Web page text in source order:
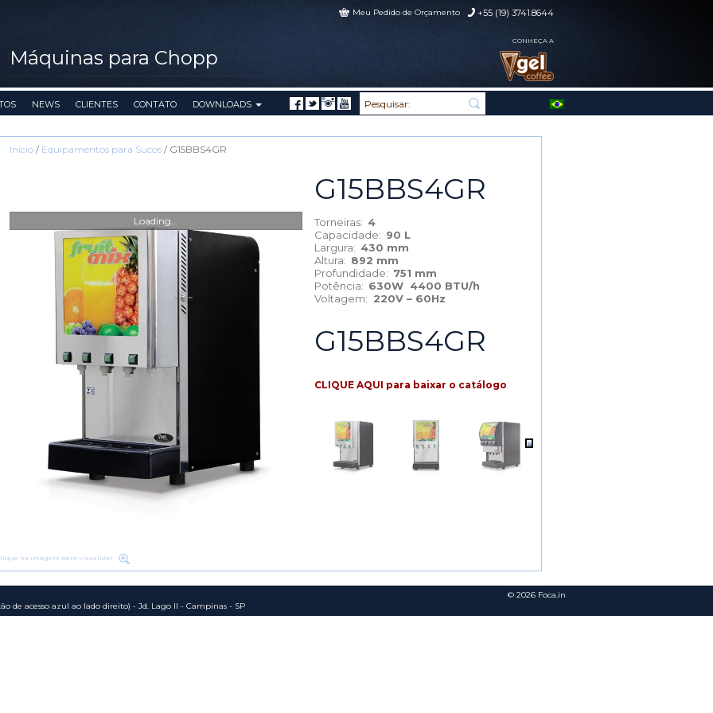
Máquinas para Chopp
+55 (19) 3741.8644
Meu Pedido de Orçamento
CONHEÇA A
NEWS CLIENTES CONTATO DOWNLOADS
Início/ Equipamentos para Sucos/ G15BBS4GR
Loading...
G15BBS4GR
Torneiras: 4
Capacidade: 90 L
Largura: 430 mm
Altura: 892 mm
Profundidade: 751 mm
Potência: 630W 4400 BTU/h
Voltagem: 220V – 60Hz
G15BBS4GR
CLIQUE AQUI para baixar o catálogo
na imagem para visualizar
de acesso azul ao lado direito) - Jd. Lago II - Campinas - SP
© 2026 Foca.in